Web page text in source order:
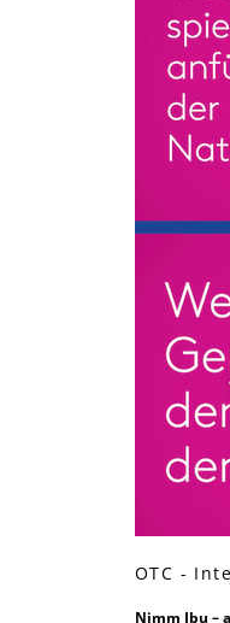
OTC -
Nimm Ibu –